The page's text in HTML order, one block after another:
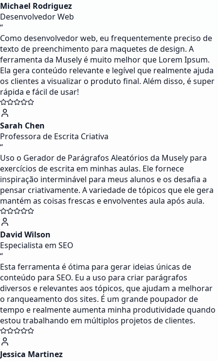
Michael Rodriguez
Desenvolvedor Web
“
Como desenvolvedor web, eu frequentemente preciso de
texto de preenchimento para maquetes de design. A
ferramenta da Musely é muito melhor que Lorem Ipsum.
Ela gera conteúdo relevante e legível que realmente ajuda
os clientes a visualizar o produto final. Além disso, é super
rápida e fácil de usar!
Sarah Chen
Professora de Escrita Criativa
“
Uso o Gerador de Parágrafos Aleatórios da Musely para
exercícios de escrita em minhas aulas. Ele fornece
inspiração interminável para meus alunos e os desafia a
pensar criativamente. A variedade de tópicos que ele gera
mantém as coisas frescas e envolventes aula após aula.
David Wilson
Especialista em SEO
“
Esta ferramenta é ótima para gerar ideias únicas de
conteúdo para SEO. Eu a uso para criar parágrafos
diversos e relevantes aos tópicos, que ajudam a melhorar
o ranqueamento dos sites. É um grande poupador de
tempo e realmente aumenta minha produtividade quando
estou trabalhando em múltiplos projetos de clientes.
Jessica Martinez